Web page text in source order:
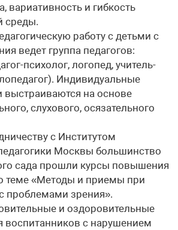
вариативность и гибкость
среды.
работу с детьми с
ведет группа педагогов:
психолог, логопед, учитель-
Индивидуальные
выстраиваются на основе
слухового, осязательного
с Институтом
Москвы большинство
сада прошли курсы повышения
теме «Методы и приемы при
проблемами зрения».
и оздоровительные
воспитанников с нарушением